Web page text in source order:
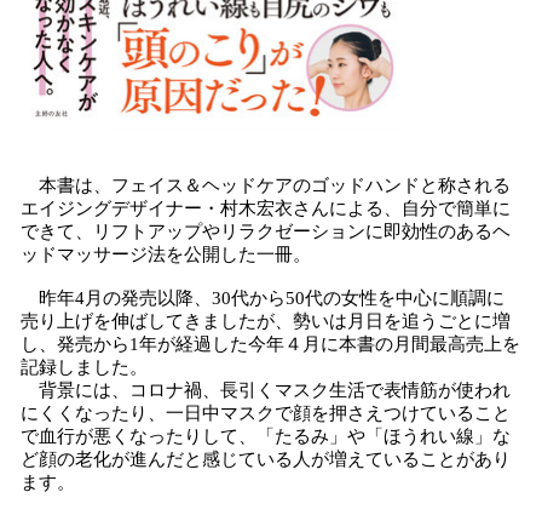
本書は、フェイス＆ヘッドケアのゴッドハンドと称される
エイジングデザイナー・村木宏衣さんによる、自分で簡単に
できて、リフトアップやリラクゼーションに即効性のあるヘ
ッドマッサージ法を公開した一冊。
昨年4月の発売以降、30代から50代の女性を中心に順調に
売り上げを伸ばしてきましたが、勢いは月日を追うごとに増
し、発売から1年が経過した今年４月に本書の月間最高売上を
記録しました。
背景には、コロナ禍、長引くマスク生活で表情筋が使われ
にくくなったり、一日中マスクで顔を押さえつけていること
で血行が悪くなったりして、「たるみ」や「ほうれい線」な
ど顔の老化が進んだと感じている人が増えていることがあり
ます。